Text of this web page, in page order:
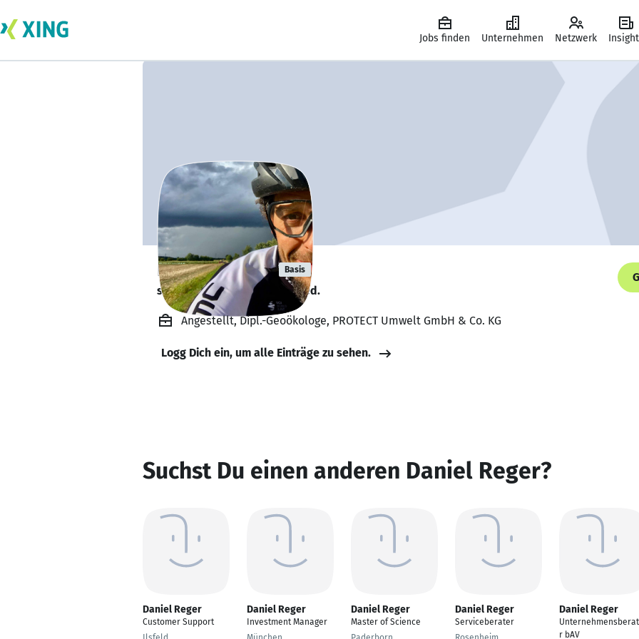
Jobs finden Unternehmen Netzwerk
Daniel Reger Basis
sucht ein neues Team-Mitglied.
Angestellt, Dipl.-Geoökologe, PROTECT Umwelt GmbH & Co. KG
Logg Dich ein, um alle Einträge zu sehen.
Suchst Du einen anderen Daniel Reger?
Daniel Reger
Customer Support
Daniel Reger
Investment Manager
Daniel Reger
Master of Science
Daniel Reger
Serviceberater
Daniel Reger
r bAV